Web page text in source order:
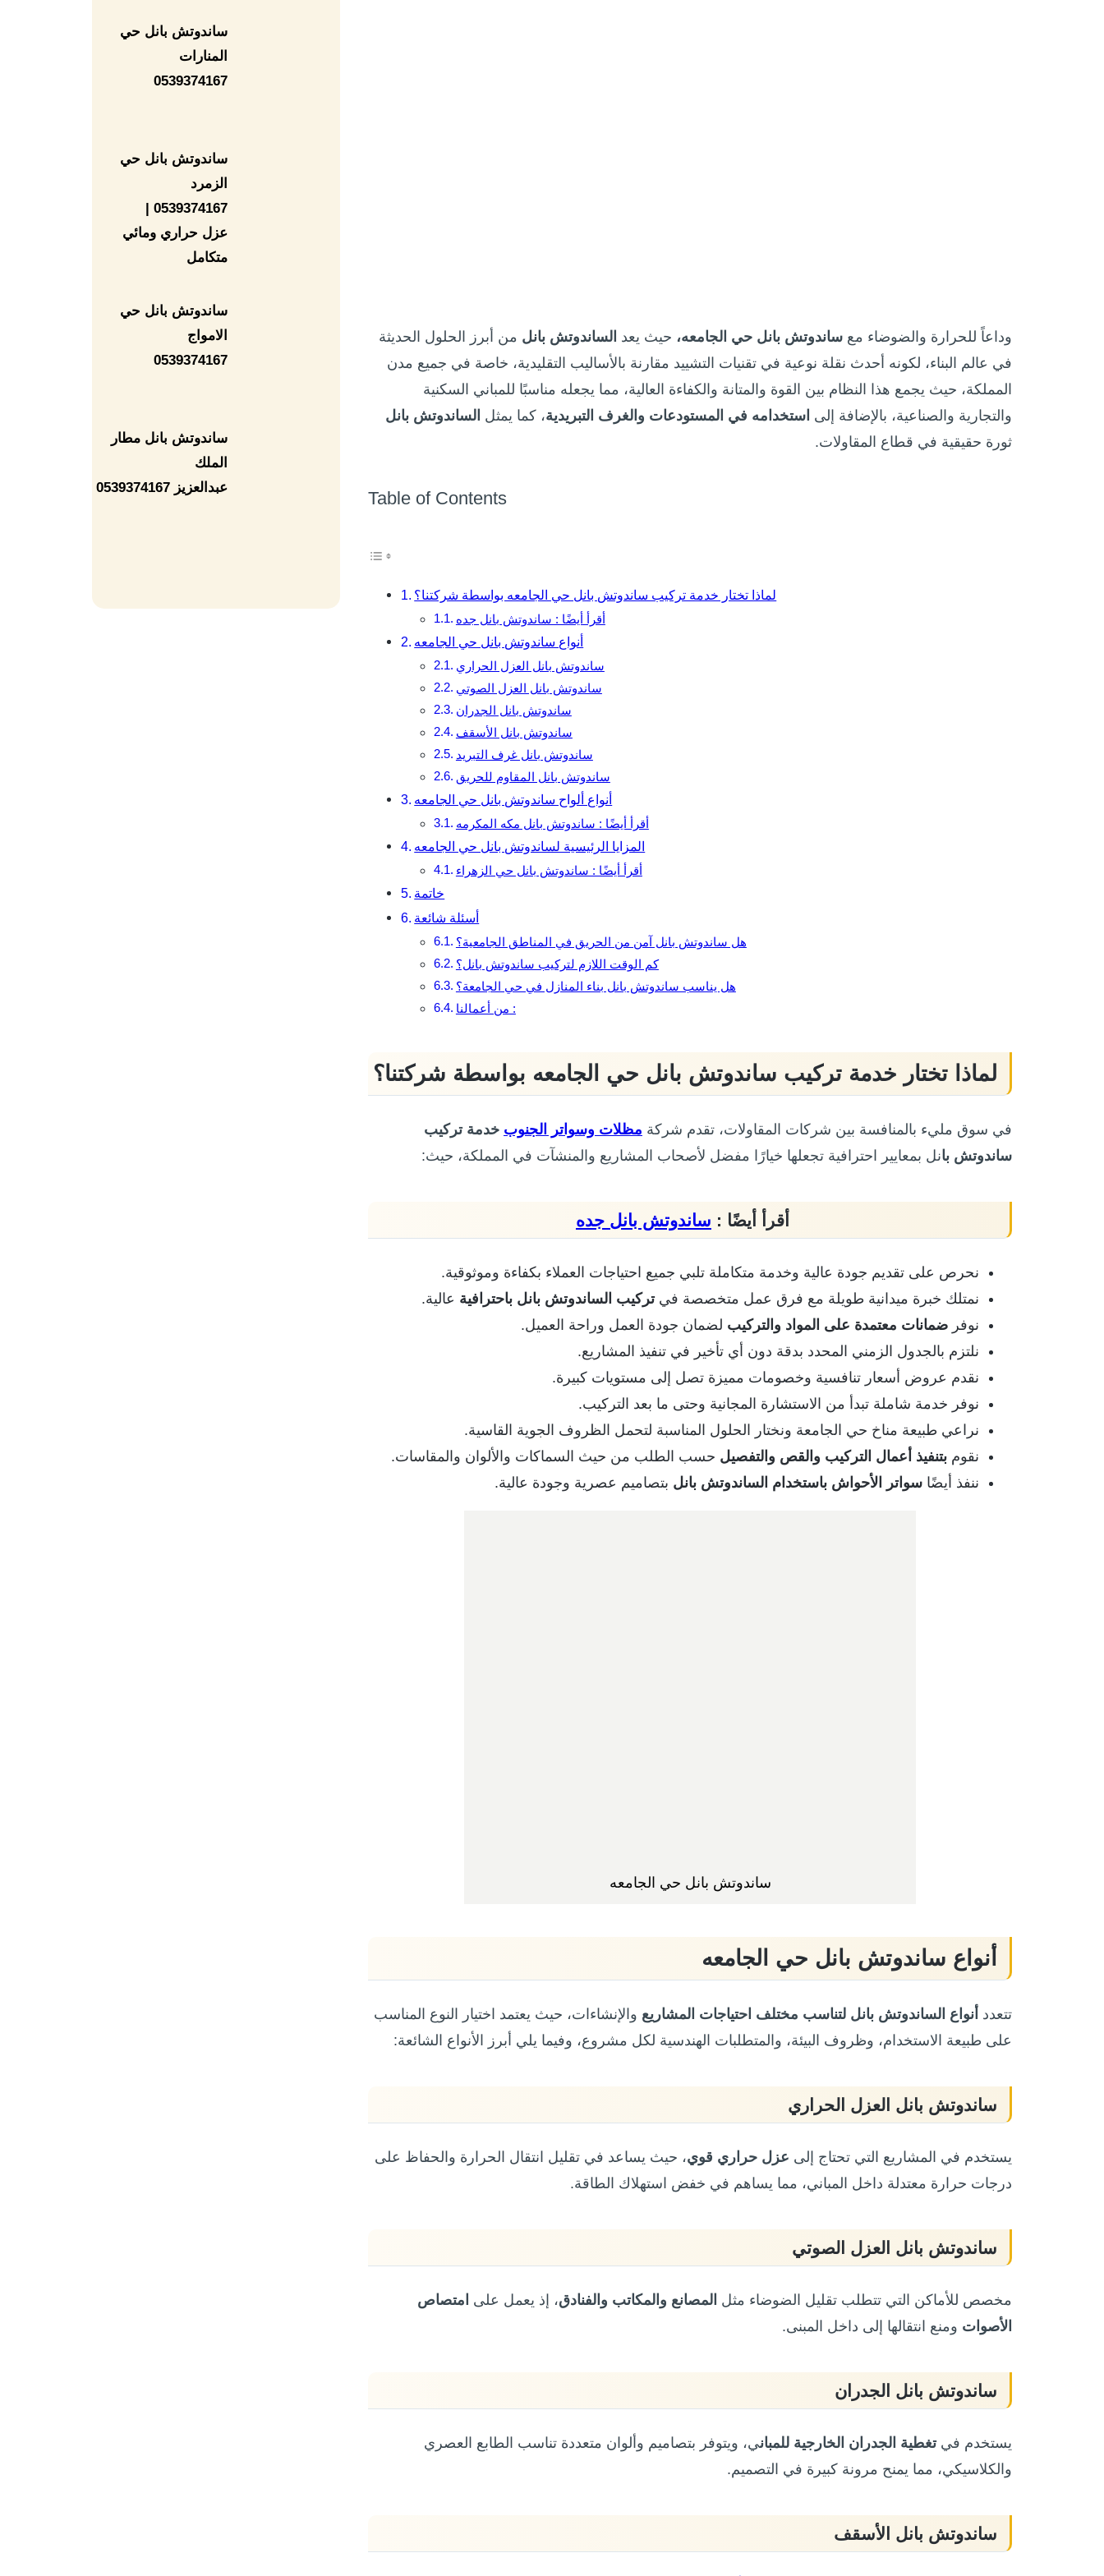
وداعاً للحرارة والضوضاء مع ساندوتش بانل حي الجامعه، حيث يعد الساندوتش بانل من أبرز الحلول الحديثة
في عالم البناء، لكونه أحدث نقلة نوعية في تقنيات التشييد مقارنة بالأساليب التقليدية، خاصة في جميع مدن
المملكة، حيث يجمع هذا النظام بين القوة والمتانة والكفاءة العالية، مما يجعله مناسبًا للمباني السكنية
والتجارية والصناعية، بالإضافة إلى استخدامه في المستودعات والغرف التبريدية، كما يمثل الساندوتش بانل
ثورة حقيقية في قطاع المقاولات.
Table of Contents
لماذا تختار خدمة تركيب ساندوتش بانل حي الجامعه بواسطة شركتنا؟
أقرأ أيضًا : ساندوتش بانل جده
أنواع ساندوتش بانل حي الجامعه
ساندوتش بانل العزل الحراري
ساندوتش بانل العزل الصوتي
ساندوتش بانل الجدران
ساندوتش بانل الأسقف
ساندوتش بانل غرف التبريد
ساندوتش بانل المقاوم للحريق
أنواع ألواح ساندوتش بانل حي الجامعه
أقرأ أيضًا : ساندوتش بانل مكه المكرمه
المزايا الرئيسية لساندوتش بانل حي الجامعه
أقرأ أيضًا : ساندوتش بانل حي الزهراء
خاتمة
أسئلة شائعة
هل ساندوتش بانل آمن من الحريق في المناطق الجامعية؟
كم الوقت اللازم لتركيب ساندوتش بانل؟
هل يناسب ساندوتش بانل بناء المنازل في حي الجامعة؟
من أعمالنا :
لماذا تختار خدمة تركيب ساندوتش بانل حي الجامعه بواسطة شركتنا؟
في سوق مليء بالمنافسة بين شركات المقاولات، تقدم شركة مظلات وسواتر الجنوب خدمة تركيب
ساندوتش بانل بمعايير احترافية تجعلها خيارًا مفضل لأصحاب المشاريع والمنشآت في المملكة، حيث:
أقرأ أيضًا : ساندوتش بانل جده
نحرص على تقديم جودة عالية وخدمة متكاملة تلبي جميع احتياجات العملاء بكفاءة وموثوقية.
نمتلك خبرة ميدانية طويلة مع فرق عمل متخصصة فيتركيب الساندوتش بانل باحترافية عالية.
نوفر ضمانات معتمدة على المواد والتركيب لضمان جودة العمل وراحة العميل.
نلتزم بالجدول الزمني المحدد بدقة دون أي تأخير في تنفيذ المشاريع.
نقدم عروض أسعار تنافسية وخصومات مميزة تصل إلى مستويات كبيرة.
نوفر خدمة شاملة تبدأ من الاستشارة المجانية وحتى ما بعد التركيب.
نراعي طبيعة مناخ حي الجامعة ونختار الحلول المناسبة لتحمل الظروف الجوية القاسية.
نقوم بتنفيذ أعمال التركيب والقص والتفصيل حسب الطلب من حيث السماكات والألوان والمقاسات.
ننفذ أيضًا سواتر الأحواش باستخدام الساندوتش بانل بتصاميم عصرية وجودة عالية.
ساندوتش بانل حي الجامعه
أنواع ساندوتش بانل حي الجامعه
تتعدد أنواع الساندوتش بانل لتناسب مختلف احتياجات المشاريع والإنشاءات، حيث يعتمد اختيار النوع المناسب
على طبيعة الاستخدام، وظروف البيئة، والمتطلبات الهندسية لكل مشروع، وفيما يلي أبرز الأنواع الشائعة:
ساندوتش بانل العزل الحراري
يستخدم في المشاريع التي تحتاج إلى عزل حراري قوي، حيث يساعد في تقليل انتقال الحرارة والحفاظ على
درجات حرارة معتدلة داخل المباني، مما يساهم في خفض استهلاك الطاقة.
ساندوتش بانل العزل الصوتي
مخصص للأماكن التي تتطلب تقليل الضوضاء مثل المصانع والمكاتب والفنادق، إذ يعمل على امتصاص
الأصوات ومنع انتقالها إلى داخل المبنى.
ساندوتش بانل الجدران
يستخدم فيتغطية الجدران الخارجية للمباني، ويتوفر بتصاميم وألوان متعددة تناسب الطابع العصري
والكلاسيكي، مما يمنح مرونة كبيرة في التصميم.
ساندوتش بانل الأسقف
ساندوتش بانل حي
المنارات
0539374167
ساندوتش بانل حي
الزمرد
0539374167 |
عزل حراري ومائي
متكامل
ساندوتش بانل حي
الامواج
0539374167
ساندوتش بانل مطار
الملك
عبدالعزيز 0539374167